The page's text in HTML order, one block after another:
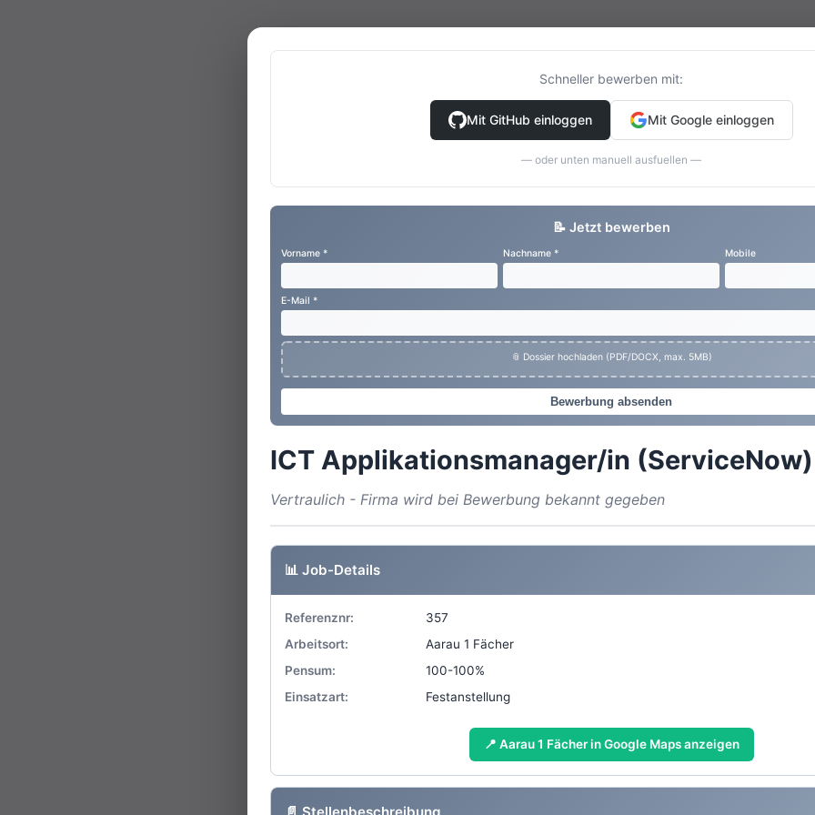
Schneller bewerben mit:
Mit GitHub einloggen Mit Google einloggen
— oder unten manuell ausfuellen —
📝 Jetzt bewerben
Vorname * Nachname * Mobile
E-Mail *
📎 Dossier hochladen (PDF/DOCX, max. 5MB)
Bewerbung absenden
ICT Applikationsmanager/in (ServiceNow)
Vertraulich - Firma wird bei Bewerbung bekannt gegeben
📊 Job-Details
Referenznr:
357
Arbeitsort:
Aarau 1 Fächer
Pensum:
100-100%
Einsatzart:
Festanstellung
📍 Aarau 1 Fächer in Google Maps anzeigen